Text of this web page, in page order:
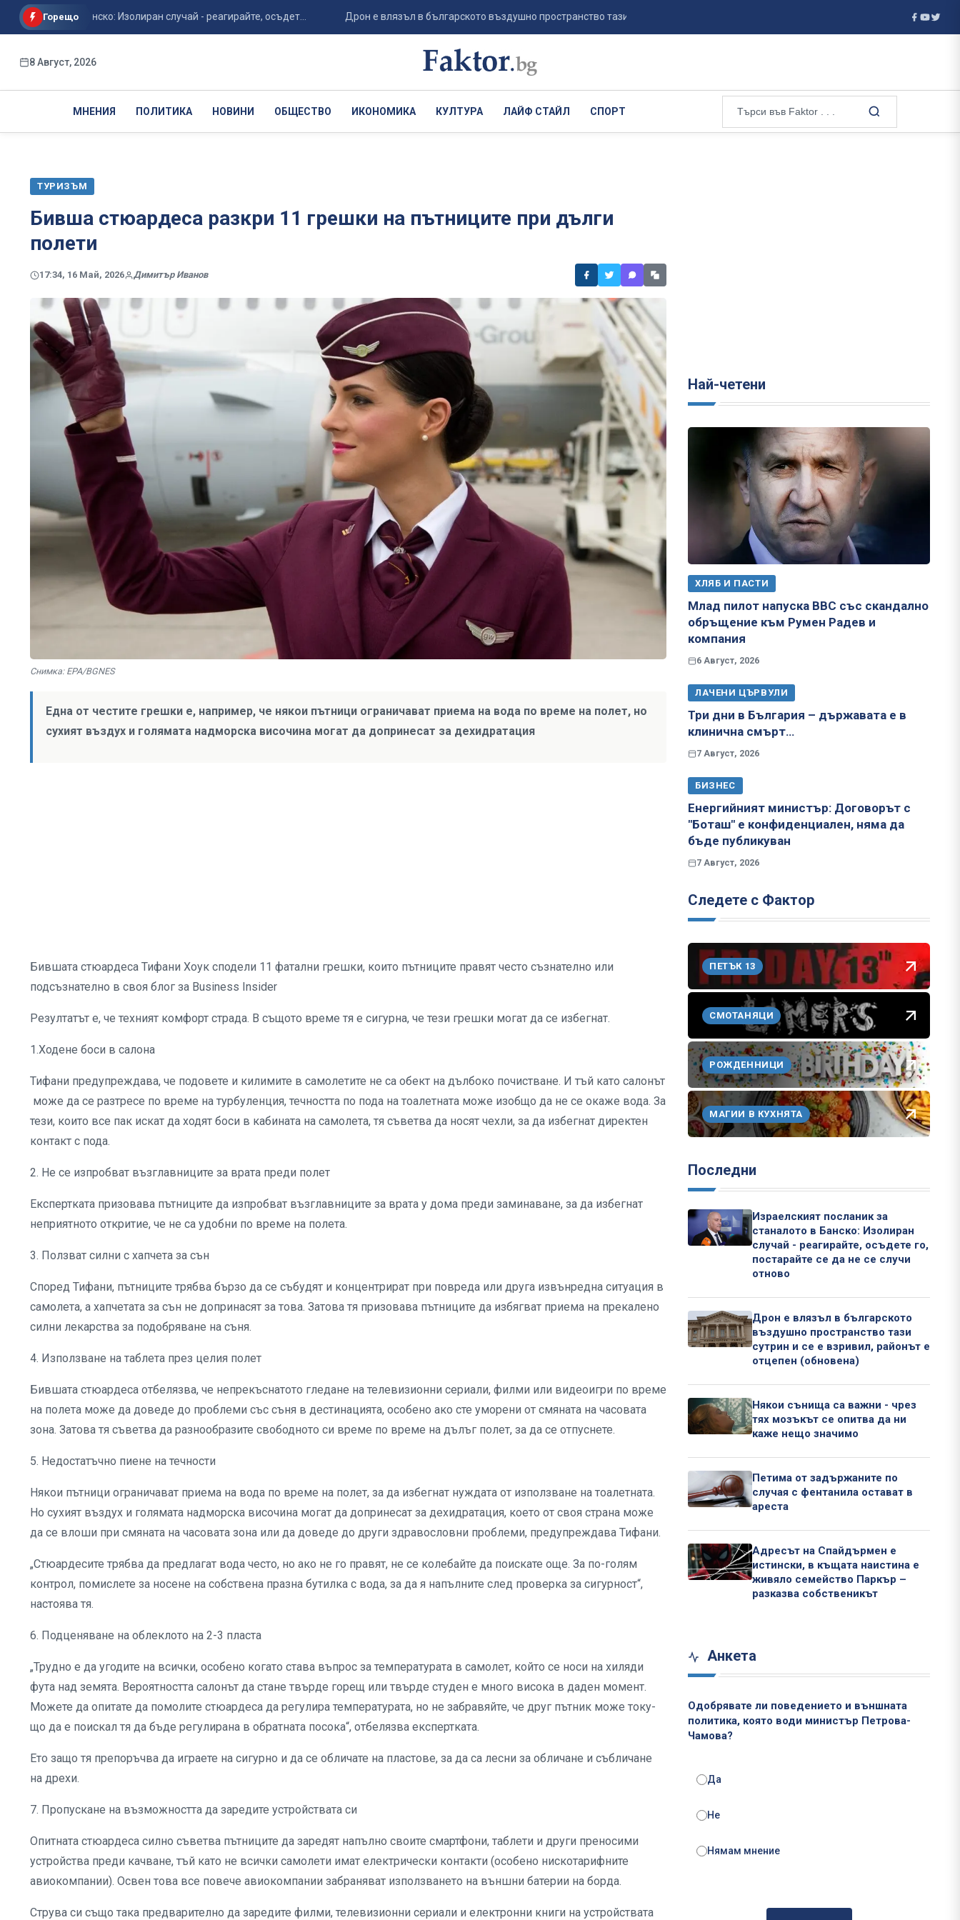
Горещо
в Банско: Изолиран случай - реагирайте, осъдет... Дрон е влязъл в българското въздушно пространство тази сутрин и се е взривил, р... Някои сънища са важни - чрез тях
8 Август, 2026
МНЕНИЯ ПОЛИТИКА НОВИНИ ОБЩЕСТВО ИКОНОМИКА КУЛТУРА ЛАЙФ СТАЙЛ СПОРТ
ТУРИЗЪМ
Бивша стюардеса разкри 11 грешки на пътниците при дълги
полети
17:34, 16 Май, 2026 Димитър Иванов
Снимка: EPA/BGNES
Една от честите грешки е, например, че някои пътници ограничават приема на вода по време на полет, но
сухият въздух и голямата надморска височина могат да допринесат за дехидратация
Бившата стюардеса Тифани Хоук сподели 11 фатални грешки, които пътниците правят често съзнателно или
подсъзнателно в своя блог за Business Insider
Резултатът е, че техният комфорт страда. В същото време тя е сигурна, че тези грешки могат да се избегнат.
1.Ходене боси в салона
Тифани предупреждава, че подовете и килимите в самолетите не са обект на дълбоко почистване. И тъй като салонът
може да се разтресе по време на турбуленция, течността по пода на тоалетната може изобщо да не се окаже вода. За
тези, които все пак искат да ходят боси в кабината на самолета, тя съветва да носят чехли, за да избегнат директен
контакт с пода.
2. Не се изпробват възглавниците за врата преди полет
Експертката призовава пътниците да изпробват възглавниците за врата у дома преди заминаване, за да избегнат
неприятното откритие, че не са удобни по време на полета.
3. Ползват силни с хапчета за сън
Според Тифани, пътниците трябва бързо да се събудят и концентрират при повреда или друга извънредна ситуация в
самолета, а хапчетата за сън не допринасят за това. Затова тя призовава пътниците да избягват приема на прекалено
силни лекарства за подобряване на съня.
4. Използване на таблета през целия полет
Бившата стюардеса отбелязва, че непрекъснатото гледане на телевизионни сериали, филми или видеоигри по време
на полета може да доведе до проблеми със съня в дестинацията, особено ако сте уморени от смяната на часовата
зона. Затова тя съветва да разнообразите свободното си време по време на дълъг полет, за да се отпуснете.
5. Недостатъчно пиене на течности
Някои пътници ограничават приема на вода по време на полет, за да избегнат нуждата от използване на тоалетната.
Но сухият въздух и голямата надморска височина могат да допринесат за дехидратация, което от своя страна може
да се влоши при смяната на часовата зона или да доведе до други здравословни проблеми, предупреждава Тифани.
„Стюардесите трябва да предлагат вода често, но ако не го правят, не се колебайте да поискате още. За по-голям
контрол, помислете за носене на собствена празна бутилка с вода, за да я напълните след проверка за сигурност“,
настоява тя.
6. Подценяване на облеклото на 2-3 пласта
„Трудно е да угодите на всички, особено когато става въпрос за температурата в самолет, който се носи на хиляди
фута над земята. Вероятността салонът да стане твърде горещ или твърде студен е много висока в даден момент.
Можете да опитате да помолите стюардеса да регулира температурата, но не забравяйте, че друг пътник може току-
що да е поискал тя да бъде регулирана в обратната посока“, отбелязва експертката.
Ето защо тя препоръчва да играете на сигурно и да се обличате на пластове, за да са лесни за обличане и събличане
на дрехи.
7. Пропускане на възможността да заредите устройствата си
Опитната стюардеса силно съветва пътниците да заредят напълно своите смартфони, таблети и други преносими
устройства преди качване, тъй като не всички самолети имат електрически контакти (особено нискотарифните
авиокомпании). Освен това все повече авиокомпании забраняват използването на външни батерии на борда.
Струва си също така предварително да заредите филми, телевизионни сериали и електронни книги на устройствата
Най-четени
ХЛЯБ И ПАСТИ
Млад пилот напуска ВВС със скандално
обръщение към Румен Радев и
компания
6 Август, 2026
ЛАЧЕНИ ЦЪРВУЛИ
Три дни в България – държавата е в
клинична смърт…
7 Август, 2026
БИЗНЕС
Енергийният министър: Договорът с
"Боташ" е конфиденциален, няма да
бъде публикуван
7 Август, 2026
Следете с Фактор
ПЕТЪК 13
СМОТАНЯЦИ
РОЖДЕННИЦИ
МАГИИ В КУХНЯТА
Последни
Израелският посланик за
станалото в Банско: Изолиран
случай - реагирайте, осъдете го,
постарайте се да не се случи
отново
Дрон е влязъл в българското
въздушно пространство тази
сутрин и се е взривил, районът е
отцепен (обновена)
Някои сънища са важни - чрез
тях мозъкът се опитва да ни
каже нещо значимо
Петима от задържаните по
случая с фентанила остават в
ареста
Адресът на Спайдърмен е
истински, в къщата наистина е
живяло семейство Паркър –
разказва собственикът
Анкета
Одобрявате ли поведението и външната
политика, която води министър Петрова-
Чамова?
Да
Не
Нямам мнение